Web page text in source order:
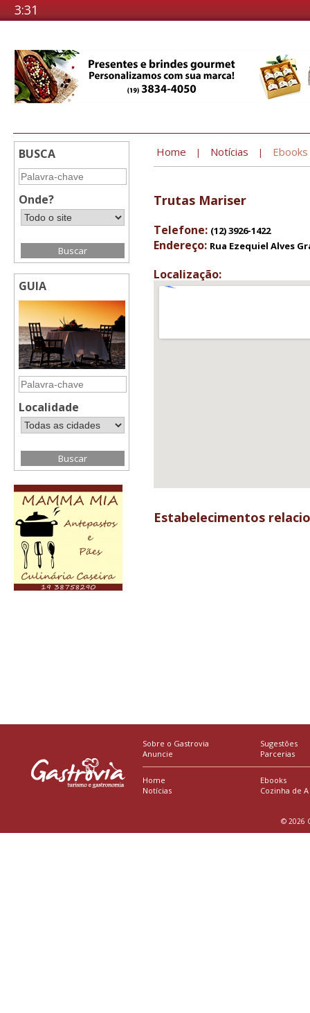
3:31
BUSCA
Onde?
GUIA
Localidade
Home | Notícias | Ebooks
Trutas Mariser
Telefone: (12) 3926-1422
Endereço: Rua Ezequiel Alves
Localização:
Estabelecimentos
Sobre o Gastrovia
Anuncie
Sugestões
Parcerias
Home
Notícias
Ebooks
Cozinha de A
© 2026